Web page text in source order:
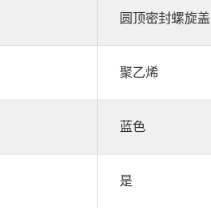
圆顶密封螺旋盖
聚乙烯
蓝色
是